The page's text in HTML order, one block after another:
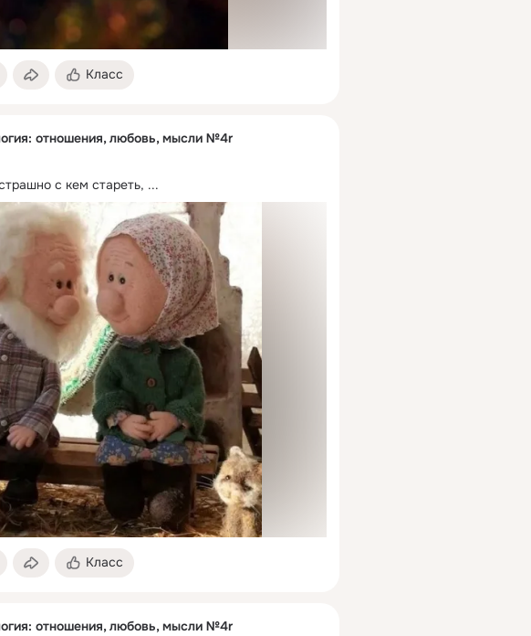
Класс
отношения, любовь, мысли №4r
с кем стареть, ...
Класс
отношения, любовь, мысли №4r